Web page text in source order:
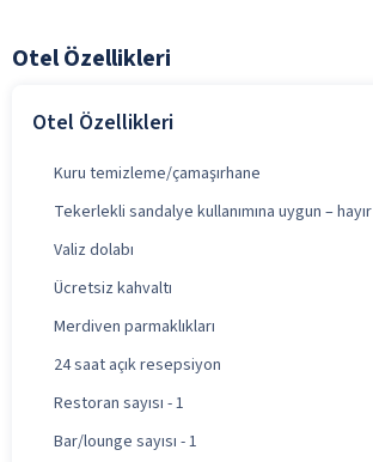
Otel Özellikleri
Otel Özellikleri
Kuru temizleme/çamaşırhane
Tekerlekli sandalye kullanımına uygun – hayır
Valiz dolabı
Ücretsiz kahvaltı
Merdiven parmaklıkları
24 saat açık resepsiyon
Restoran sayısı - 1
Bar/lounge sayısı - 1